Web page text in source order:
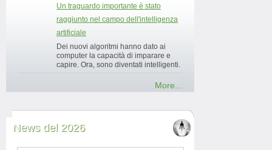
Un traguardo importante è stato
raggiunto nel campo dell'intelligenza
artificiale
Dei nuovi algoritmi hanno dato ai
computer la capacità di imparare e
capire. Ora, sono diventati intelligenti.
More...
News del 2026